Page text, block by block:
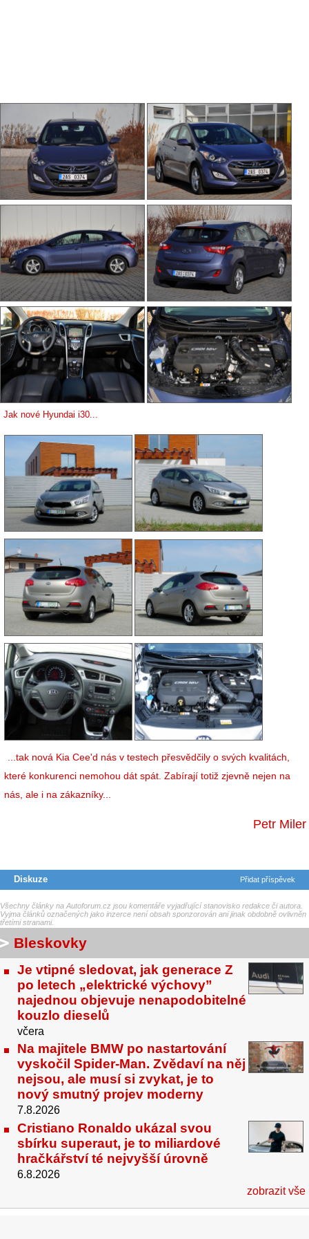
Jak nové Hyundai i30...
...tak nová Kia Cee'd nás v testech přesvědčily o svých kvalitách,
které konkurenci nemohou dát spát. Zabírají totiž zjevně nejen na
nás, ale i na zákazníky...
Petr Miler
Diskuze Přidat příspěvek
Všechny články na Autoforum.cz jsou komentáře vyjadřující stanovisko redakce či autora.
Vyjma článků označených jako inzerce není obsah sponzorován ani jinak obdobně ovlivněn
třetími stranami.
Bleskovky
Je vtipné sledovat, jak generace Z
po letech „elektrické výchovy”
najednou objevuje nenapodobitelné
kouzlo dieselů
včera
Na majitele BMW po nastartování
vyskočil Spider-Man. Zvědaví na něj
nejsou, ale musí si zvykat, je to
nový smutný projev moderny
7.8.2026
Cristiano Ronaldo ukázal svou
sbírku superaut, je to miliardové
hračkářství té nejvyšší úrovně
6.8.2026
zobrazit vše